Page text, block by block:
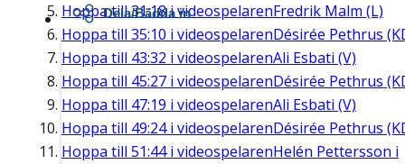
Hoppa till31:18i videospelarenFredrik Malm (L)
Hoppa till 35:10 i videospelarenDésirée Pethrus
Hoppa till 43:32 i videospelarenAli Esbati (V)
Hoppa till 45:27 i videospelarenDésirée Pethrus
Hoppa till 47:19 i videospelarenAli Esbati (V)
Hoppa till 49:24i videospelarenDésirée Pethrus
Hoppa till 51:44i videospelarenHelén Pettersson i
Dela/Bädda in